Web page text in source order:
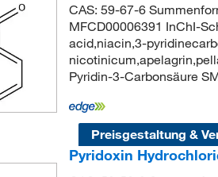
CAS: 59-67-6
MFCD00006391 InChI-
acid,niacin,3-
Pyridin-3-Carbonsäure
Preisgestaltung &
Pyridoxin